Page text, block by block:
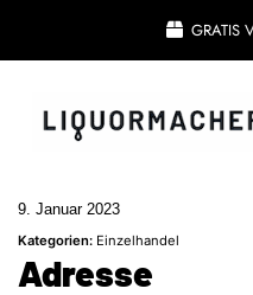
GRATIS
9. Januar 2023
Kategorien: Einzelhandel
Adresse